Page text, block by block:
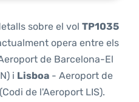
sobre el vol TP1035
opera entre els
de Barcelona-El
i Lisboa - Aeroport de
de l'Aeroport LIS).